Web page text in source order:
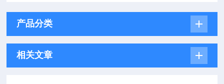
产品分类
相关文章